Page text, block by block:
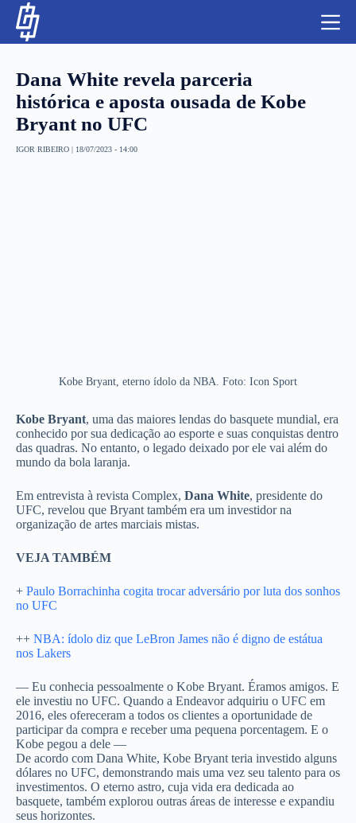
Dana White revela parceria
histórica e aposta ousada de Kobe
Bryant no UFC
IGOR RIBEIRO | 18/07/2023 - 14:00
Kobe Bryant, eterno ídolo da NBA. Foto: Icon Sport
Kobe Bryant, uma das maiores lendas do basquete mundial, era
conhecido por sua dedicação ao esporte e suas conquistas dentro
das quadras. No entanto, o legado deixado por ele vai além do
mundo da bola laranja.
Em entrevista à revista Complex, Dana White, presidente do
UFC, revelou que Bryant também era um investidor na
organização de artes marciais mistas.
VEJA TAMBÉM
+ Paulo Borrachinha cogita trocar adversário por luta dos sonhos
no UFC
++ NBA: ídolo diz que LeBron James não é digno de estátua
nos Lakers
— Eu conhecia pessoalmente o Kobe Bryant. Éramos amigos. E
ele investiu no UFC. Quando a Endeavor adquiriu o UFC em
2016, eles ofereceram a todos os clientes a oportunidade de
participar da compra e receber uma pequena porcentagem. E o
Kobe pegou a dele —
De acordo com Dana White, Kobe Bryant teria investido alguns
dólares no UFC, demonstrando mais uma vez seu talento para os
investimentos. O eterno astro, cuja vida era dedicada ao
basquete, também explorou outras áreas de interesse e expandiu
seus horizontes.